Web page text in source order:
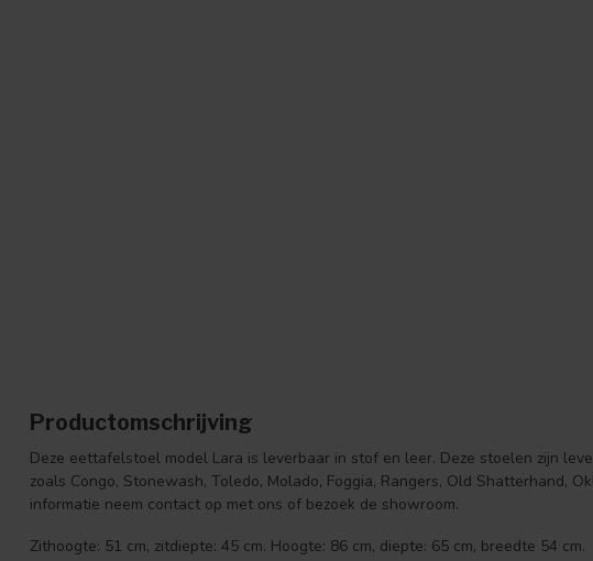
Productomschrijving
Deze eettafelstoel model Lara is leverbaar in stof en leer. Deze stoelen zijn
zoals Congo, Stonewash, Toledo, Molado, Foggia, Rangers, Old Shatterhand,
informatie neem contact op met ons of bezoek de showroom.
Zithoogte: 51 cm, zitdiepte: 45 cm. Hoogte: 86 cm, diepte: 65 cm, breedte 54 cm.